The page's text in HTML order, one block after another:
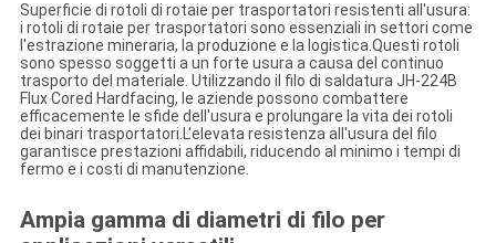
Superficie di rotoli di rotaie per trasportatori resistenti all'usura:
i rotoli di rotaie per trasportatori sono essenziali in settori come
l'estrazione mineraria, la produzione e la logistica.Questi rotoli
sono spesso soggetti a un forte usura a causa del continuo
trasporto del materiale. Utilizzando il filo di saldatura JH-224B
Flux Cored Hardfacing, le aziende possono combattere
efficacemente le sfide dell'usura e prolungare la vita dei rotoli
dei binari trasportatori.L'elevata resistenza all'usura del filo
garantisce prestazioni affidabili, riducendo al minimo i tempi di
fermo e i costi di manutenzione.
Ampia gamma di diametri di filo per